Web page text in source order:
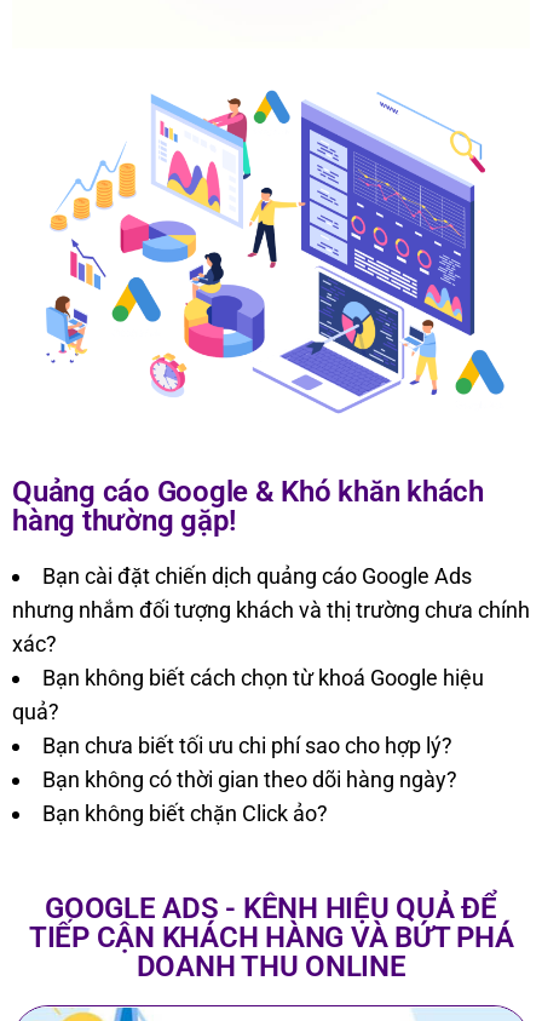
Quảng cáo Google & Khó khăn khách
hàng thường gặp!
Bạn cài đặt chiến dịch quảng cáo Google Ads
nhưng nhắm đối tượng khách và thị trường chưa chính
xác?
Bạn không biết cách chọn từ khoá Google hiệu
quả?
Bạn chưa biết tối ưu chi phí sao cho hợp lý?
Bạn không có thời gian theo dõi hàng ngày?
Bạn không biết chặn Click ảo?
GOOGLE ADS - KÊNH HIỆU QUẢ ĐỂ
TIẾP CẬN KHÁCH HÀNG VÀ BỨT PHÁ
DOANH THU ONLINE